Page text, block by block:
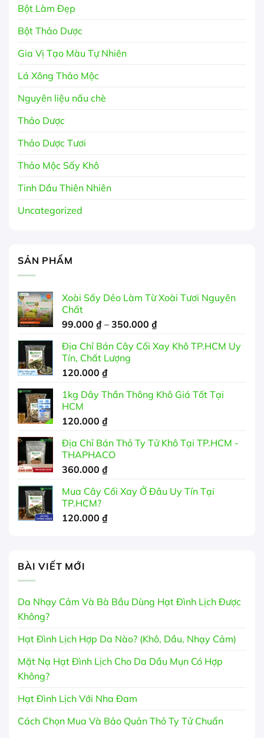
Bột Làm Đẹp
Bột Thảo Dược
Gia Vị Tạo Màu Tự Nhiên
Lá Xông Thảo Mộc
Nguyên liệu nấu chè
Thảo Dược
Thảo Dược Tươi
Thảo Mộc Sấy Khô
Tinh Dầu Thiên Nhiên
Uncategorized
SẢN PHẨM
Xoài Sấy Dẻo Làm Từ Xoài Tươi Nguyên
Chất
99.000 ₫ – 350.000 ₫Khoảng
từ
Địa Chỉ Bán Cây Cối Xay Khô TP.HCM Uy
Tín, Chất Lượng
120.000 ₫
1kg Dây Thần Thông Khô Giá Tốt Tại
HCM
120.000 ₫
Địa Chỉ Bán Thỏ Ty Tử Khô Tại TP.HCM -
THAPHACO
360.000 ₫
Mua Cây Cối Xay Ở Đâu Uy Tín Tại
TP.HCM?
120.000 ₫
BÀI VIẾT MỚI
Da Nhạy Cảm Và Bà Bầu Dùng Hạt Đình Lịch Được
Không?
Hạt Đình Lịch Hợp Da Nào? (Khô, Dầu, Nhạy Cảm)
Mặt Nạ Hạt Đình Lịch Cho Da Dầu Mụn Có Hợp
Không?
Hạt Đình Lịch Với Nha Đam
Cách Chọn Mua Và Bảo Quản Thỏ Ty Tử Chuẩn